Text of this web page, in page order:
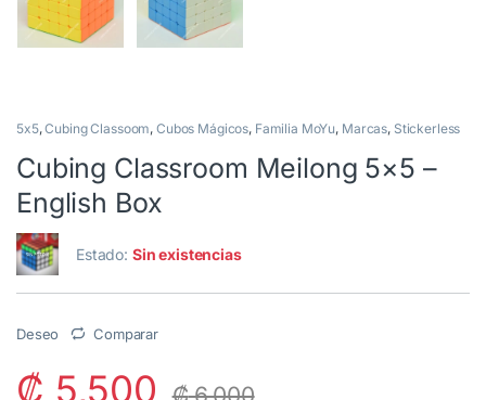
5x5,Cubing Classoom, Cubos Mágicos, Familia MoYu, Marcas, Stickerless
Cubing Classroom Meilong 5×5 –
English Box
Estado: Sin existencias
Deseo Comparar
₡ 5,500